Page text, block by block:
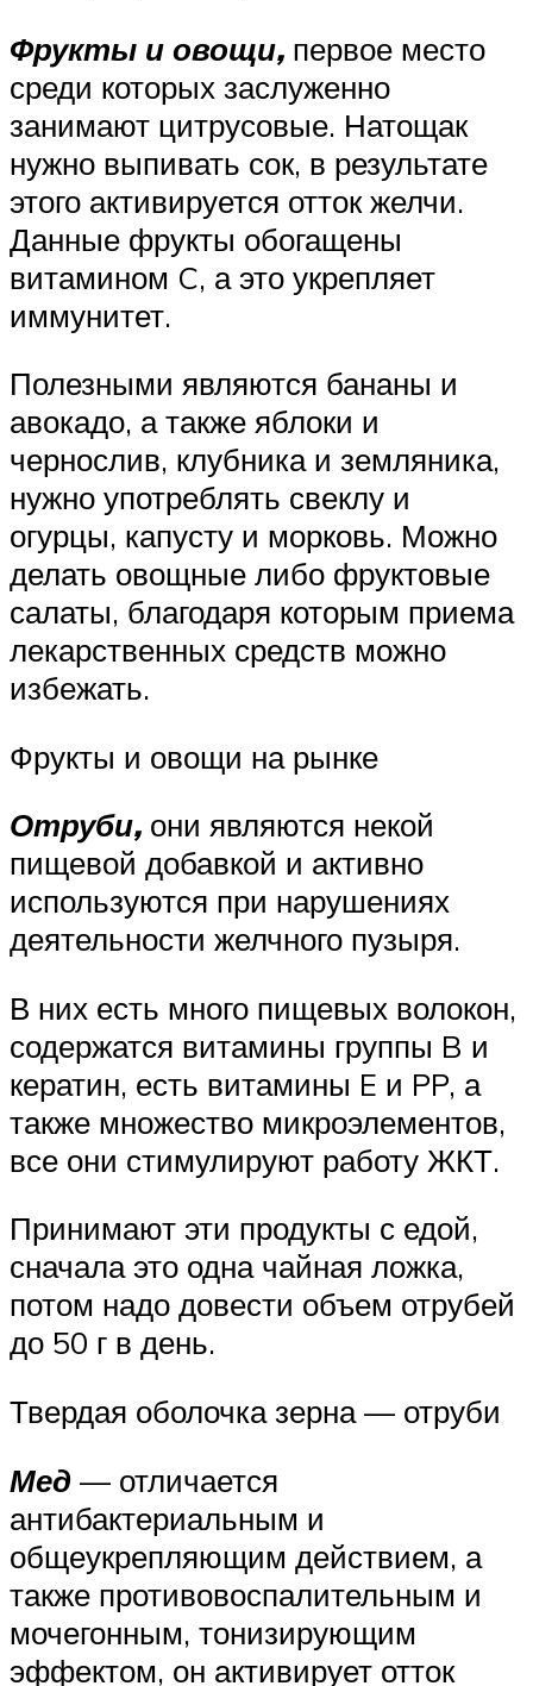
Фрукты и овощи, первое место
среди которых заслуженно
занимают цитрусовые. Натощак
нужно выпивать сок, в результате
этого активируется отток желчи.
Данные фрукты обогащены
витамином C, а это укрепляет
иммунитет.
Полезными являются бананы и
авокадо, а также яблоки и
чернослив, клубника и земляника,
нужно употреблять свеклу и
огурцы, капусту и морковь. Можно
делать овощные либо фруктовые
салаты, благодаря которым приема
лекарственных средств можно
избежать.
Фрукты и овощи на рынке
Отруби, они являются некой
пищевой добавкой и активно
используются при нарушениях
деятельности желчного пузыря.
В них есть много пищевых волокон,
содержатся витамины группы B и
кератин, есть витамины E и PP, а
также множество микроэлементов,
все они стимулируют работу ЖКТ.
Принимают эти продукты с едой,
сначала это одна чайная ложка,
потом надо довести объем отрубей
до 50 г в день.
Твердая оболочка зерна — отруби
Мед — отличается
антибактериальным и
общеукрепляющим действием, а
также противовоспалительным и
мочегонным, тонизирующим
эффектом, он активирует отток